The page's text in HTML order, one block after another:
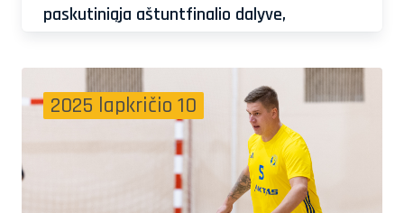
paskutiniąja aštuntfinalio dalyve,
ketverto
2025 lapkričio 10